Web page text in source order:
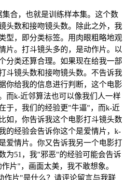
合，也就是训练样本集。这个数
头数和接吻镜头数。除此之外，我
型，即分类标签。用肉眼粗略地观
片。打斗镜头多的，是动作片。以
分类还算合理。如果现在给我一部
斗镜头数和接吻镜头数。不告诉我
你给我的信息进行判断，这个电影
而k-近邻算法也可以像我们人一样
于，我们的经验更"牛逼"，而k-近
如，你告诉我这个电影打斗镜头数
的经验会告诉你这个是爱情片，k-
爱情片。你又告诉我另一个电影打
为51，我"邪恶"的经验可能会告诉
片"，画面太美，我不敢想象。
作片"是什么？请评论留言与我联